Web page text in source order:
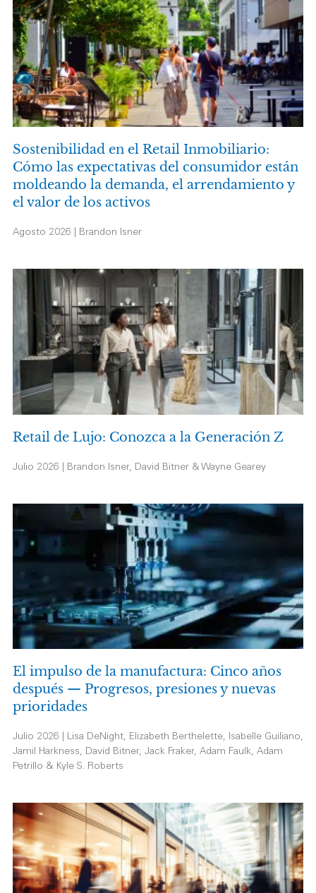
Sostenibilidad en el Retail Inmobiliario:
Cómo las expectativas del consumidor están
moldeando la demanda, el arrendamiento y
el valor de los activos
Agosto 2026 | Brandon Isner
Retail de Lujo: Conozca a la Generación Z
Julio 2026 | Brandon Isner, David Bitner & Wayne Gearey
El impulso de la manufactura: Cinco años
después — Progresos, presiones y nuevas
prioridades
Julio 2026 | Lisa DeNight, Elizabeth Berthelette, Isabelle Guiliano,
Jamil Harkness, David Bitner, Jack Fraker, Adam Faulk, Adam
Petrillo & Kyle S. Roberts